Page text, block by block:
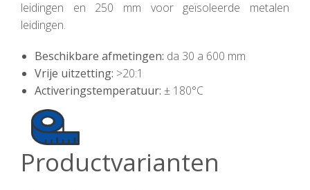
leidingen en 250 mm voor geïsoleerde metalen
leidingen.
Beschikbare afmetingen: da 30 a 600 mm
Vrije uitzetting: >20:1
Activeringstemperatuur: ± 180°C
Productvarianten